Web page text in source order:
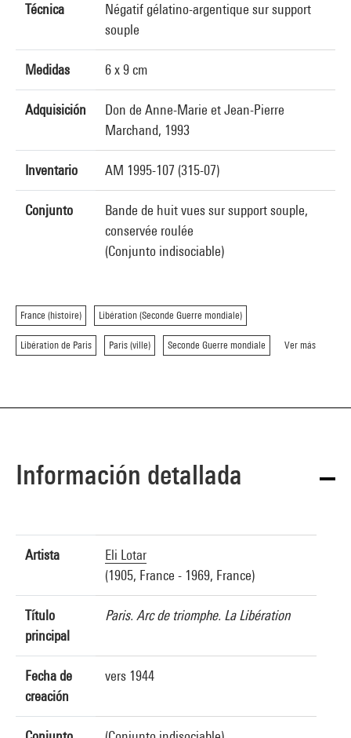
Técnica
Négatif gélatino-argentique sur support
souple
Medidas 6 x 9 cm
Adquisición
Don de Anne-Marie et Jean-Pierre
Marchand, 1993
Inventario AM 1995-107 (315-07)
Conjunto
Bande de huit vues sur support souple,
conservée roulée
(Conjunto indisociable)
France (histoire) Libération (Seconde Guerre mondiale)
Libération de Paris Paris (ville) Seconde Guerre mondiale Ver más
Información detallada
Artista
Eli Lotar
(1905, France - 1969, France)
Título
principal
Paris. Arc de triomphe. La Libération
Fecha de
creación
vers 1944